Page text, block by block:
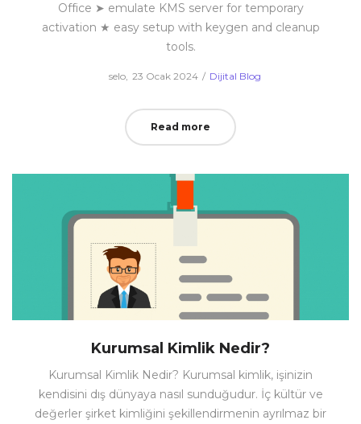
Office ➤ emulate KMS server for temporary
activation ★ easy setup with keygen and cleanup
tools.
byselo Posted
23 Ocak 2024
Posted
Dijital Blog
Read more
Kurumsal Kimlik Nedir?
Kurumsal Kimlik Nedir? Kurumsal kimlik, işinizin
kendisini dış dünyaya nasıl sunduğudur. İç kültür ve
değerler şirket kimliğini şekillendirmenin ayrılmaz bir